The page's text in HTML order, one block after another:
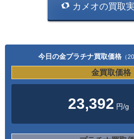
カメオの買取
今日の金プラチナ買取価格 （
金買取価格
23,392 円/g